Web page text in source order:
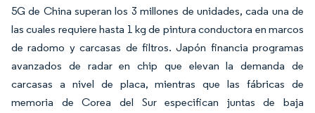
5G de China superan los 3 millones de unidades, cada una de
las cuales requiere hasta 1 kg de pintura conductora en marcos
de radomo y carcasas de filtros. Japón financia programas
avanzados de radar en chip que elevan la demanda de
carcasas a nivel de placa, mientras que las fábricas de
memoria de Corea del Sur especifican juntas de baja